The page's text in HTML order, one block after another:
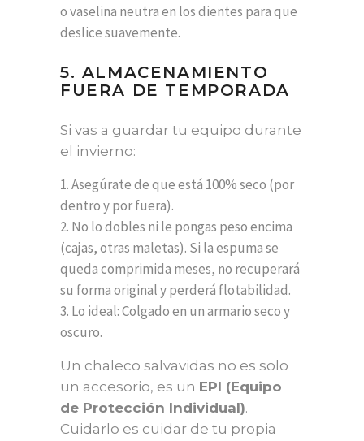
o vaselina neutra en los dientes para que
deslice suavemente.
5. ALMACENAMIENTO
FUERA DE TEMPORADA
Si vas a guardar tu equipo durante
el invierno:
Asegúrate de que está 100% seco (por
dentro y por fuera).
No lo dobles ni le pongas peso encima
(cajas, otras maletas). Si la espuma se
queda comprimida meses, no recuperará
su forma original y perderá flotabilidad.
Lo ideal: Colgado en un armario seco y
oscuro.
Un chaleco salvavidas no es solo
un accesorio, es un EPI (Equipo
de Protección Individual).
Cuidarlo es cuidar de tu propia